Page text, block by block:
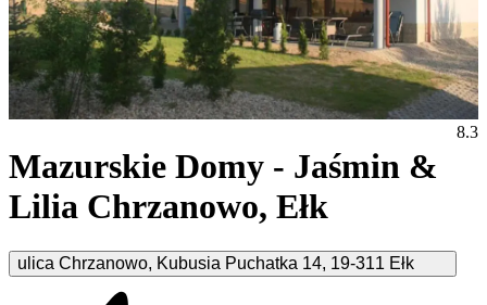
Mazurskie Domy - Jaśmin &
Lilia Chrzanowo, Ełk
ulica Chrzanowo, Kubusia Puchatka 14, 19-311 Ełk
8.3